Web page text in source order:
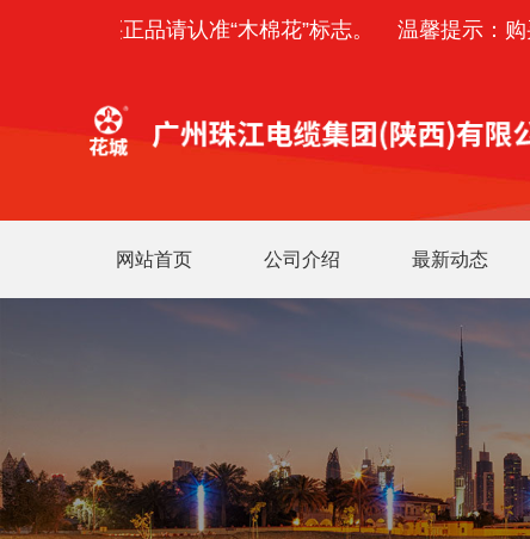
示：购买正品请认准“木棉花”标志。 温馨提示：购
网站首页 公司介绍 最新动态